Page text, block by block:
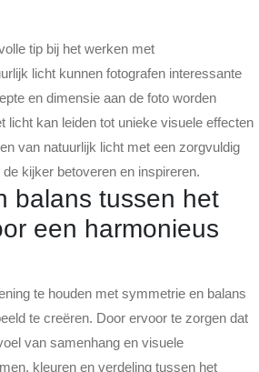
tip bij het werken met
licht kunnen fotografen interessante
en dimensie aan de foto worden
licht kan leiden tot unieke visuele effecten
van natuurlijk licht met een zorgvuldig
kijker betoveren en inspireren.
balans tussen het
een harmonieus
te houden met symmetrie en balans
te creëren. Door ervoor te zorgen dat
van samenhang en visuele
kleuren en verdeling tussen het